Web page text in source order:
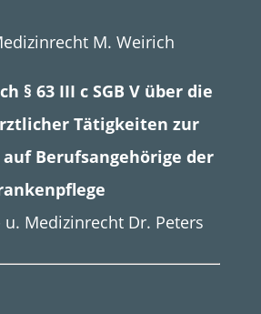
M. Weirich
§ 63 III c SGB V über die
Tätigkeiten zur
Berufsangehörige der
u. Medizinrecht Dr. Peters